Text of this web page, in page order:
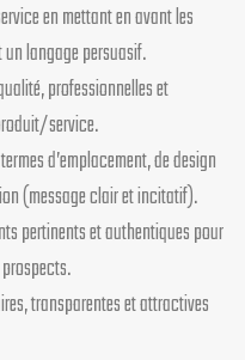
en mettant en avant les
langage persuasif.
professionnelles et
service.
d’emplacement, de design
(message clair et incitatif).
pertinents et authentiques pour
transparentes et attractives